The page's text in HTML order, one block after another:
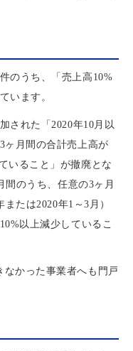
のうち、「売上高10%
います。
された「2020年10月以
ヶ月間の合計売上高が
いること」が撤廃とな
間のうち、任意の3ヶ月
たは2020年1～3月）
以上減少しているこ
かった事業者へも門戸